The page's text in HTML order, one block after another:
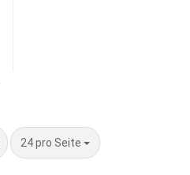
24 pro Seite
pro Seite